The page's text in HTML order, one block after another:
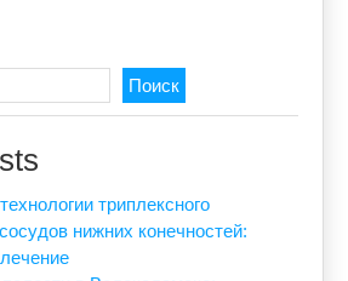
Поиск
триплексного
нижних конечностей: